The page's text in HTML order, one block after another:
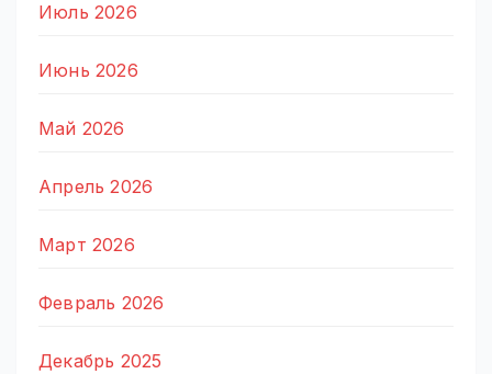
Июль 2026
Июнь 2026
Май 2026
Апрель 2026
Март 2026
Февраль 2026
Декабрь 2025